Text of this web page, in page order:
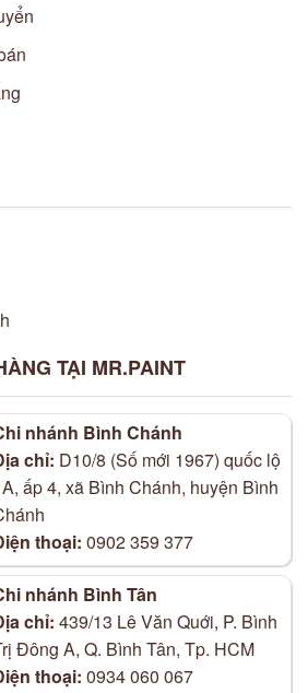
TẠI MR.PAINT
nhánh Bình Chánh
chỉ: D10/8 (Số mới 1967) quốc lộ
ấp 4, xã Bình Chánh, huyện Bình
thoại: 0902 359 377
nhánh Bình Tân
chỉ: 439/13 Lê Văn Quới, P. Bình
Đông A, Q. Bình Tân, Tp. HCM
thoại: 0934 060 067